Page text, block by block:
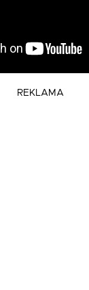
REKLAMA